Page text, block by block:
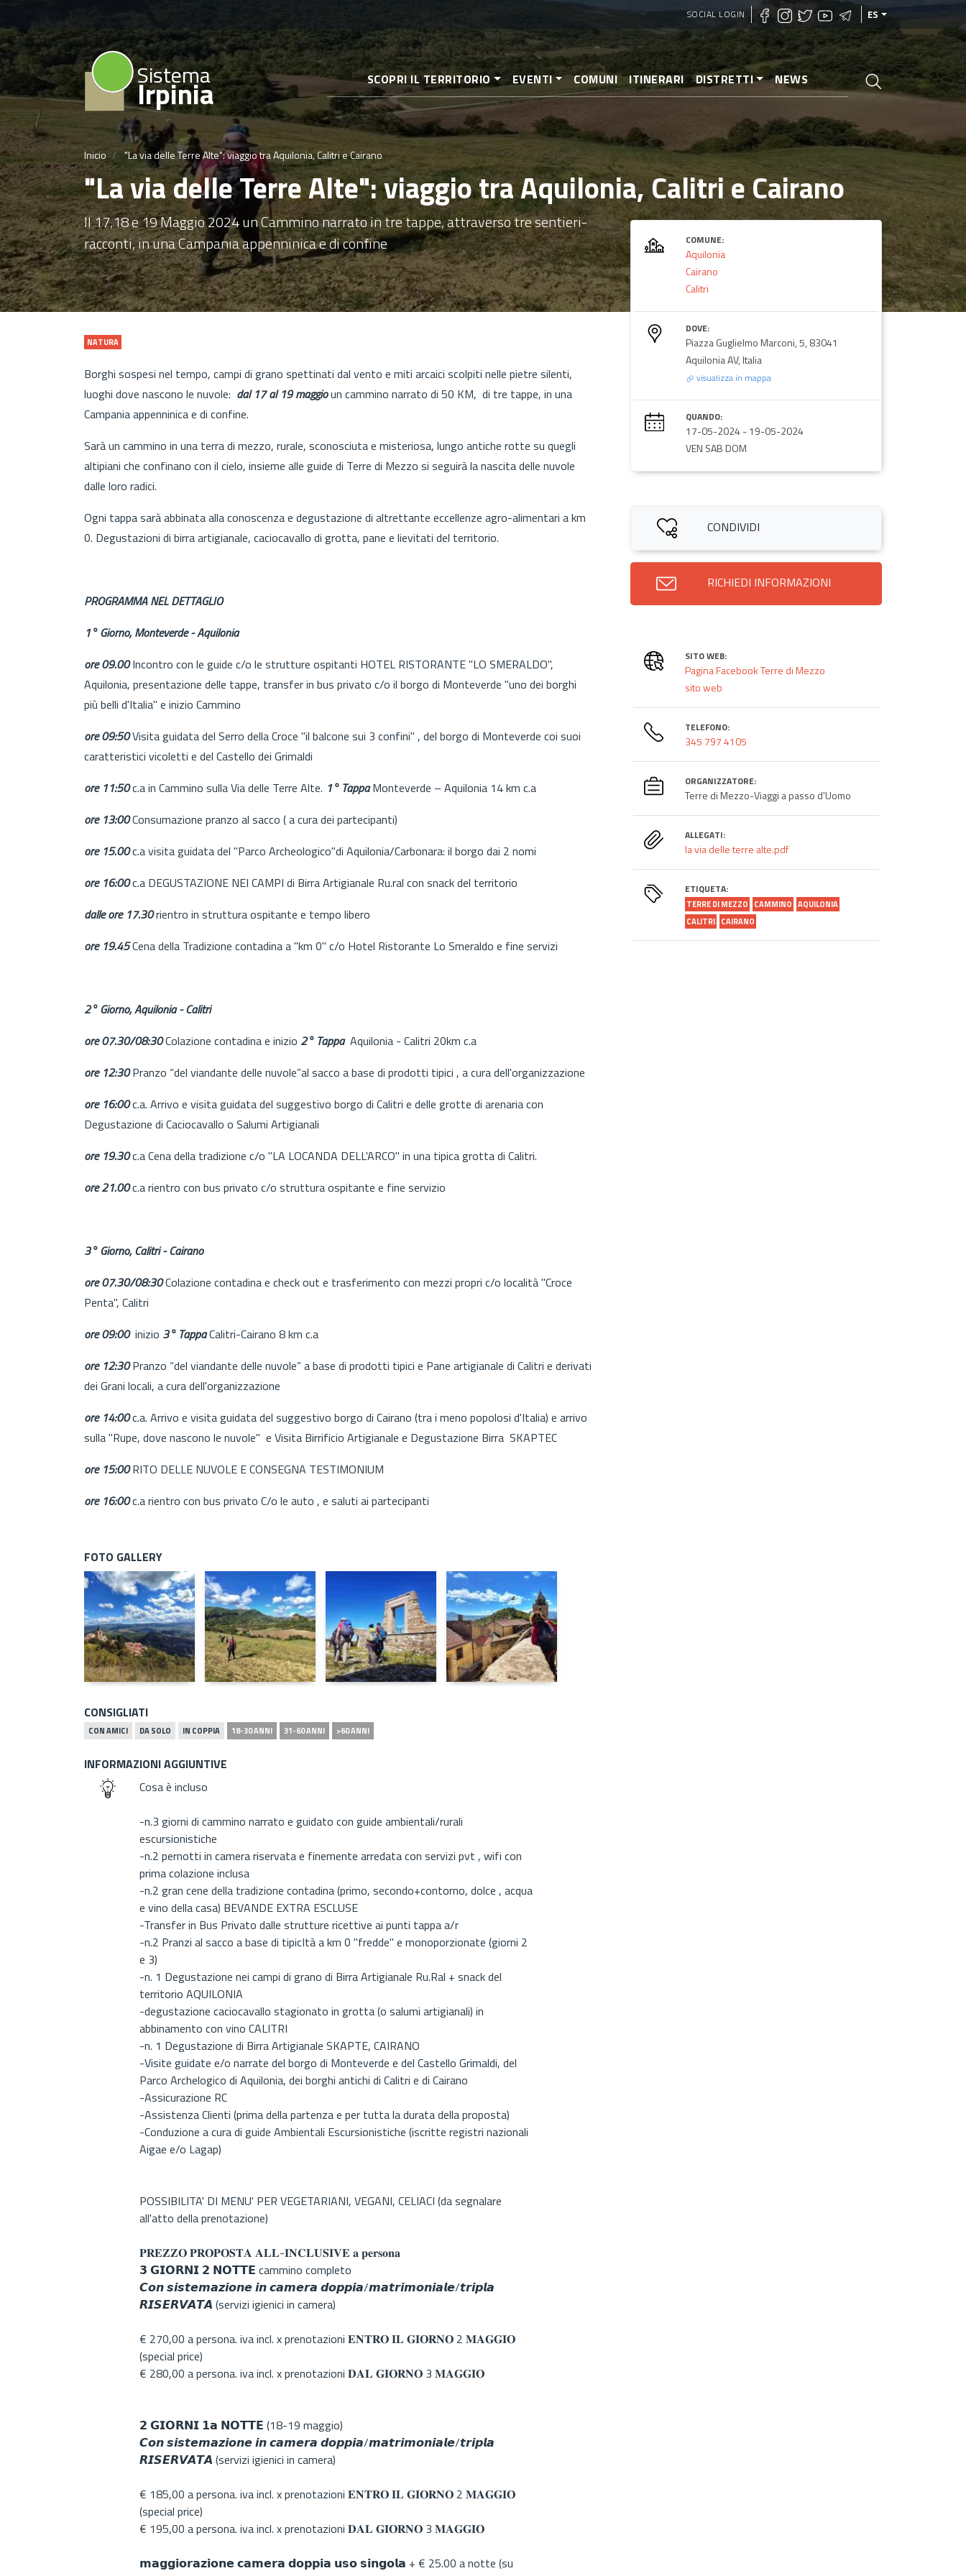
al
contenido
principal
SOCIAL LOGIN ES
Sistema
Irpinia SCOPRI IL TERRITORIO EVENTI COMUNI ITINERARI DISTRETTI NEWS
Inicio "La via delle Terre Alte": viaggio tra Aquilonia, Calitri e Cairano
"La via delle Terre Alte": viaggio tra Aquilonia, Calitri e Cairano
Il 17,18 e 19 Maggio 2024 un Cammino narrato in tre tappe, attraverso tre sentieri-
racconti, in una Campania appenninica e di confine
NATURA
Borghi sospesi nel tempo, campi di grano spettinati dal vento e miti arcaici scolpiti nelle pietre silenti,
luoghi dove nascono le nuvole: dal 17 al 19 maggioun cammino narrato di 50 KM, di tre tappe, in una
Campania appenninica e di confine.
Sarà un cammino in una terra di mezzo, rurale, sconosciuta e misteriosa, lungo antiche rotte su quegli
altipiani che confinano con il cielo, insieme alle guide di Terre di Mezzo si seguirà la nascita delle nuvole
dalle loro radici.
Ogni tappa sarà abbinata alla conoscenza e degustazione di altrettante eccellenze agro-alimentari a km
0. Degustazioni di birra artigianale, caciocavallo di grotta, pane e lievitati del territorio.
PROGRAMMA NEL DETTAGLIO
1° Giorno, Monteverde - Aquilonia
ore 09.00Incontro con le guide c/o le strutture ospitanti HOTEL RISTORANTE "LO SMERALDO",
Aquilonia, presentazione delle tappe, transfer in bus privato c/o il borgo di Monteverde "uno dei borghi
più belli d'Italia" e inizio Cammino
ore 09:50Visita guidata del Serro della Croce "il balcone sui 3 confini" , del borgo di Monteverde coi suoi
caratteristici vicoletti e del Castello dei Grimaldi
ore 11:50c.a in Cammino sulla Via delle Terre Alte. 1° TappaMonteverde – Aquilonia 14 km c.a
ore 13:00Consumazione pranzo al sacco ( a cura dei partecipanti)
ore 15.00c.a visita guidata del "Parco Archeologico"di Aquilonia/Carbonara: il borgo dai 2 nomi
ore 16:00c.a DEGUSTAZIONE NEI CAMPI di Birra Artigianale Ru.ral con snack del territorio
dalle ore 17.30rientro in struttura ospitante e tempo libero
ore 19.45Cena della Tradizione contadina a "km 0" c/o Hotel Ristorante Lo Smeraldo e fine servizi
2° Giorno, Aquilonia - Calitri
ore 07.30/08:30Colazione contadina e inizio 2° TappaAquilonia - Calitri 20km c.a
ore 12:30Pranzo “del viandante delle nuvole”al sacco a base di prodotti tipici , a cura dell'organizzazione
ore 16:00c.a. Arrivo e visita guidata del suggestivo borgo di Calitri e delle grotte di arenaria con
Degustazione di Caciocavallo o Salumi Artigianali
ore 19.30c.a Cena della tradizione c/o "LA LOCANDA DELL'ARCO" in una tipica grotta di Calitri.
ore 21.00c.a rientro con bus privato c/o struttura ospitante e fine servizio
3° Giorno, Calitri - Cairano
ore 07.30/08:30Colazione contadina e check out e trasferimento con mezzi propri c/o località "Croce
Penta", Calitri
ore 09:00inizio 3° TappaCalitri-Cairano 8 km c.a
ore 12:30Pranzo “del viandante delle nuvole” a base di prodotti tipici e Pane artigianale di Calitri e derivati
dei Grani locali, a cura dell'organizzazione
ore 14:00c.a. Arrivo e visita guidata del suggestivo borgo di Cairano (tra i meno popolosi d'Italia) e arrivo
sulla "Rupe, dove nascono le nuvole" e Visita Birrificio Artigianale e Degustazione Birra SKAPTEC
ore 15:00RITO DELLE NUVOLE E CONSEGNA TESTIMONIUM
ore 16:00c.a rientro con bus privato C/o le auto , e saluti ai partecipanti
FOTO GALLERY
CONSIGLIATI
CON AMICI DA SOLO IN COPPIA 18-30 ANNI 31-60 ANNI >60 ANNI
INFORMAZIONI AGGIUNTIVE
Cosa è incluso
-n.3 giorni di cammino narrato e guidato con guide ambientali/rurali
escursionistiche
-n.2 pernotti in camera riservata e finemente arredata con servizi pvt , wifi con
prima colazione inclusa
-n.2 gran cene della tradizione contadina (primo, secondo+contorno, dolce , acqua
e vino della casa) BEVANDE EXTRA ESCLUSE
-Transfer in Bus Privato dalle strutture ricettive ai punti tappa a/r
-n.2 Pranzi al sacco a base di tipicItà a km 0 "fredde" e monoporzionate (giorni 2
e 3)
-n. 1 Degustazione nei campi di grano di Birra Artigianale Ru.Ral + snack del
territorio AQUILONIA
-degustazione caciocavallo stagionato in grotta (o salumi artigianali) in
abbinamento con vino CALITRI
-n. 1 Degustazione di Birra Artigianale SKAPTE, CAIRANO
-Visite guidate e/o narrate del borgo di Monteverde e del Castello Grimaldi, del
Parco Archelogico di Aquilonia, dei borghi antichi di Calitri e di Cairano
-Assicurazione RC
-Assistenza Clienti (prima della partenza e per tutta la durata della proposta)
-Conduzione a cura di guide Ambientali Escursionistiche (iscritte registri nazionali
Aigae e/o Lagap)
POSSIBILITA' DI MENU' PER VEGETARIANI, VEGANI, CELIACI (da segnalare
all'atto della prenotazione)
𝐏𝐑𝐄𝐙𝐙𝐎 𝐏𝐑𝐎𝐏𝐎𝐒𝐓𝐀 𝐀𝐋𝐋-𝐈𝐍𝐂𝐋𝐔𝐒𝐈𝐕𝐄 𝐚 𝐩𝐞𝐫𝐬𝐨𝐧𝐚
𝟯 𝗚𝗜𝗢𝗥𝗡𝗜 𝟮 𝗡𝗢𝗧𝗧𝗘 cammino completo
𝘾𝙤𝙣 𝙨𝙞𝙨𝙩𝙚𝙢𝙖𝙯𝙞𝙤𝙣𝙚 𝙞𝙣 𝙘𝙖𝙢𝙚𝙧𝙖 𝙙𝙤𝙥𝙥𝙞𝙖/𝙢𝙖𝙩𝙧𝙞𝙢𝙤𝙣𝙞𝙖𝙡𝙚/𝙩𝙧𝙞𝙥𝙡𝙖
𝙍𝙄𝙎𝙀𝙍𝙑𝘼𝙏𝘼 (servizi igienici in camera)
€ 270,00 a persona. iva incl. x prenotazioni 𝐄𝐍𝐓𝐑𝐎 𝐈𝐋 𝐆𝐈𝐎𝐑𝐍𝐎 2 𝐌𝐀𝐆𝐆𝐈𝐎
(special price)
€ 280,00 a persona. iva incl. x prenotazioni 𝐃𝐀𝐋 𝐆𝐈𝐎𝐑𝐍𝐎 3 𝐌𝐀𝐆𝐆𝐈𝐎
𝟮 𝗚𝗜𝗢𝗥𝗡𝗜 𝟭𝗮 𝗡𝗢𝗧𝗧𝗘 (18-19 maggio)
𝘾𝙤𝙣 𝙨𝙞𝙨𝙩𝙚𝙢𝙖𝙯𝙞𝙤𝙣𝙚 𝙞𝙣 𝙘𝙖𝙢𝙚𝙧𝙖 𝙙𝙤𝙥𝙥𝙞𝙖/𝙢𝙖𝙩𝙧𝙞𝙢𝙤𝙣𝙞𝙖𝙡𝙚/𝙩𝙧𝙞𝙥𝙡𝙖
𝙍𝙄𝙎𝙀𝙍𝙑𝘼𝙏𝘼 (servizi igienici in camera)
€ 185,00 a persona. iva incl. x prenotazioni 𝐄𝐍𝐓𝐑𝐎 𝐈𝐋 𝐆𝐈𝐎𝐑𝐍𝐎 2 𝐌𝐀𝐆𝐆𝐈𝐎
(special price)
€ 195,00 a persona. iva incl. x prenotazioni 𝐃𝐀𝐋 𝐆𝐈𝐎𝐑𝐍𝐎 3 𝐌𝐀𝐆𝐆𝐈𝐎
𝗺𝗮𝗴𝗴𝗶𝗼𝗿𝗮𝘇𝗶𝗼𝗻𝗲 𝗰𝗮𝗺𝗲𝗿𝗮 𝗱𝗼𝗽𝗽𝗶𝗮 𝘂𝘀𝗼 𝘀𝗶𝗻𝗴𝗼𝗹𝗮 + € 25.00 a notte (su
COMUNE:
Aquilonia
Cairano
Calitri
DOVE:
Piazza Guglielmo Marconi, 5, 83041
Aquilonia AV, Italia
visualizza in mappa
QUANDO:
17-05-2024 -19-05-2024
VEN SAB DOM
CONDIVIDI
RICHIEDI INFORMAZIONI
SITO WEB:
Pagina Facebook Terre di Mezzo
sito web
TELEFONO:
345 797 4105
ORGANIZZATORE:
Terre di Mezzo-Viaggi a passo d'Uomo
ALLEGATI:
la via delle terre alte.pdf
ETIQUETA:
TERRE DI MEZZO CAMMINO AQUILONIA
CALITRI CAIRANO